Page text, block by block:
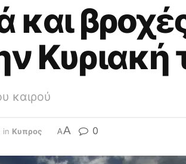
και
καιρού
in Κυπρος AA 0